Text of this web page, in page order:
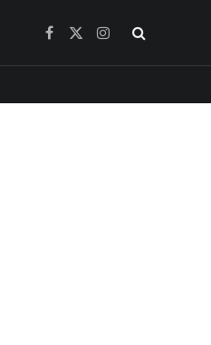
Facebook
X
Instagram